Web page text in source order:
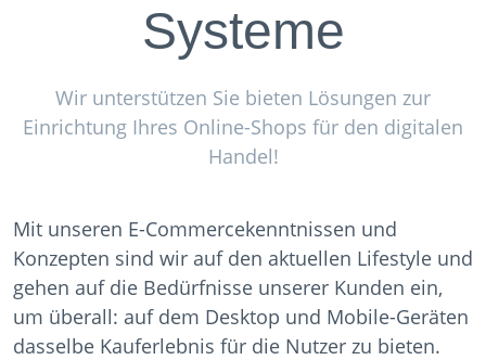
Systeme
Wir unterstützen Sie bieten Lösungen zur
Einrichtung Ihres Online-Shops für den digitalen
Handel!
Mit unseren E-Commercekenntnissen und
Konzepten sind wir auf den aktuellen Lifestyle und
gehen auf die Bedürfnisse unserer Kunden ein,
um überall: auf dem Desktop und Mobile-Geräten
dasselbe Kauferlebnis für die Nutzer zu bieten.